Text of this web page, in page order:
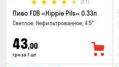
(27)
Пиво FDB «Hippie Pils» 0.33л
Светлое, Нефильтрованное, 4.5°
43,00
грн за 1 шт